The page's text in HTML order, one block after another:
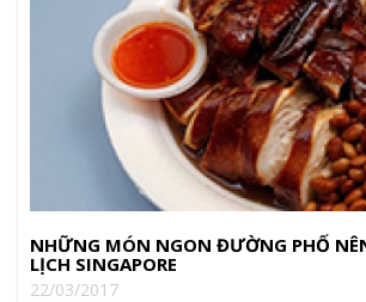
NHỮNG MÓN NGON ĐƯỜNG PHỐ
LỊCH SINGAPORE
22/03/2017